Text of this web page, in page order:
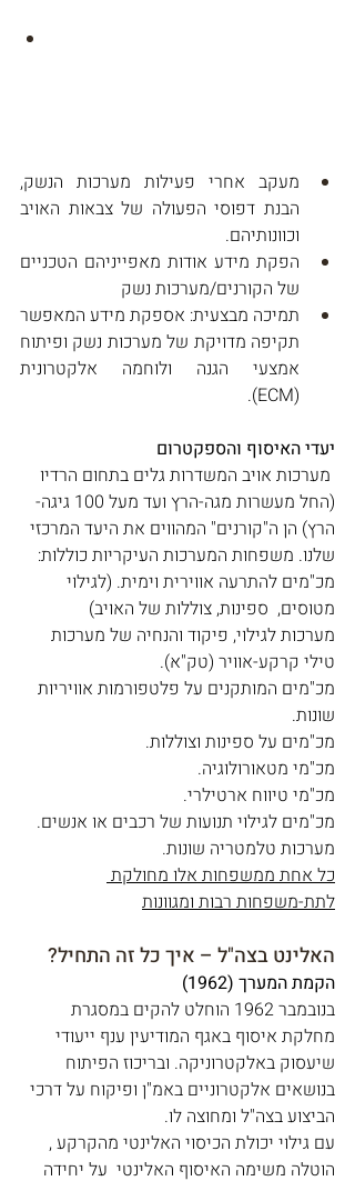
וכוונותיהם.
של הקורנים/מערכות נשק
(ECM).
יעדי האיסוף והספקטרום
מערכות אויב המשדרות גלים בתחום הרדיו
(החל מעשרות מגה-הרץ ועד מעל 100 גיגה-
הרץ) הן ה"קורנים" המהווים את היעד המרכזי
שלנו. משפחות המערכות העיקריות כוללות:
מכ"מים להתרעה אווירית וימית. (לגילוי
מטוסים,  ספינות, צוללות של האויב)
מערכות לגילוי, פיקוד והנחיה של מערכות
טילי קרקע-אוויר (טק"א).
מכ"מים המותקנים על פלטפורמות אוויריות
שונות.
מכ"מים על ספינות וצוללות.
מכ"מי מטאורולוגיה.
מכ"מי טיווח ארטילרי.
מכ"מים לגילוי תנועות של רכבים או אנשים.
מערכות טלמטריה שונות.
כל אחת ממשפחות אלו מחולקת
לתת-משפחות רבות ומגוונות
האלינט בצה"ל – איך כל זה התחיל?
הקמת המערך (1962)
בנובמבר 1962 הוחלט להקים במסגרת
מחלקת איסוף באגף המודיעין ענף ייעודי
שיעסוק באלקטרוניקה. ובריכוז הפיתוח
בנושאים אלקטרוניים באמ"ן ופיקוח על דרכי
הביצוע בצה"ל ומחוצה לו.
עם גילוי יכולת הכיסוי האלינטי מהקרקע ,
הוטלה משימה האיסוף האלינטי  על יחידה